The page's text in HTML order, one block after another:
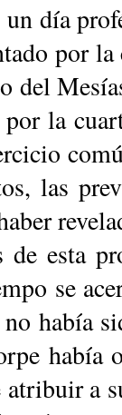
un día
por
del
por la
las
de es­ta
se
no ha­bía
ha­bía
a